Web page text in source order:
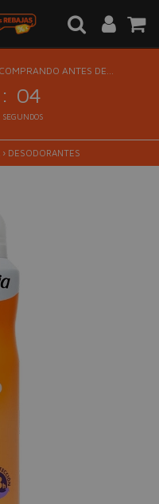
COMPRANDO ANTES DE...
: 04
SEGUNDOS
› DESODORANTES